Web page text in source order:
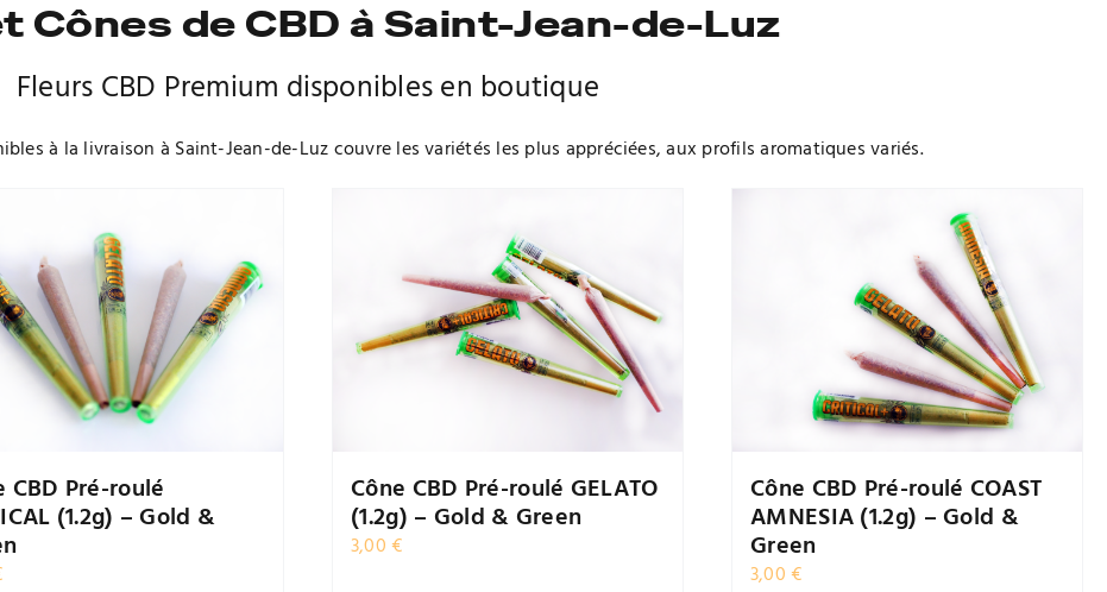
Cônes de CBD à Saint-Jean-de-Luz
Fleurs CBD Premium disponibles en boutique
à la livraison à Saint-Jean-de-Luz couvre les variétés les plus appréciées, aux profils aromatiques variés.
CBD Pré-roulé
(1.2g) – Gold &
Cône CBD Pré-roulé GELATO
(1.2g) – Gold & Green
3,00€
Cône CBD Pré-roulé COAST
AMNESIA (1.2g) – Gold &
Green
3,00€